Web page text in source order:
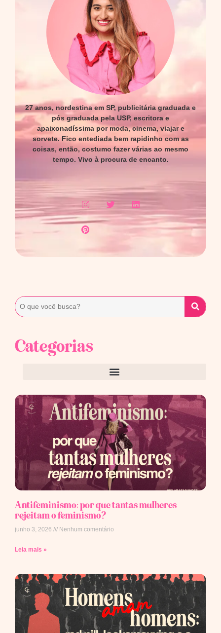
27 anos, nordestina em SP, publicitária graduada e
pós graduada pela USP, escritora e
apaixonadíssima por moda, cinema, viajar e
sorvete. Fico entediada bem rapidinho com as
coisas, então, costumo fazer várias ao mesmo
tempo. Vivo à procura de encanto.
Categorias
Antifeminismo: por que tantas mulheres
rejeitam o feminismo?
junho 3, 2026 Nenhum comentário
Leia mais »